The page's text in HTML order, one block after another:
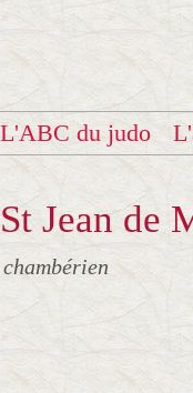
L'ABC du judo
Jean de